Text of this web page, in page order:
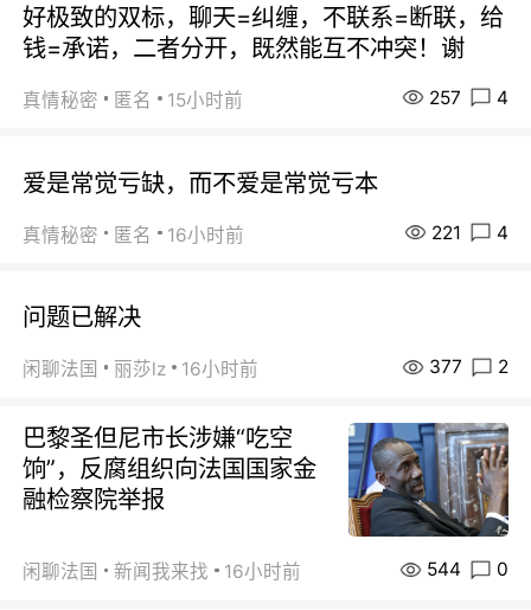
好极致的双标，聊天=纠缠，不联系=断联，给
钱=承诺，二者分开，既然能互不冲突！谢
真情秘密 匿名 15小时前 257 4
爱是常觉亏缺，而不爱是常觉亏本
真情秘密 匿名 16小时前 221 4
问题已解决
闲聊法国 丽莎lz 16小时前 377 2
巴黎圣但尼市长涉嫌“吃空
饷”，反腐组织向法国国家金
融检察院举报
闲聊法国 新闻我来找 16小时前 544 0